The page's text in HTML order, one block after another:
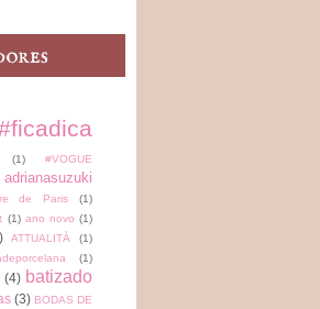
(1)
#VOGUE
adrianasuzuki
de Paris (1)
(1) ano novo (1)
ATTUALITÀ (1)
(1)
(4) batizado
(3) BODAS DE